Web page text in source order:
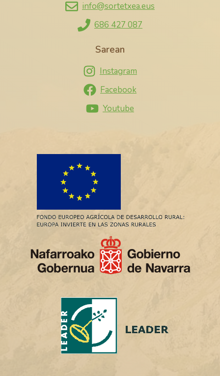
info@sortetxea.eus
686 427 087
Sarean
Instagram
Facebook
Youtube